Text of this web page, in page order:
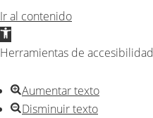
Ir al contenido
Abrir
barra
herramientas
Herramientas de accesibilidad
Aumentar texto
Disminuir texto